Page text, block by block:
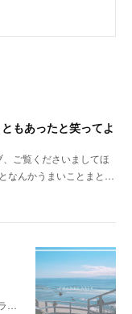
もあったと笑ってよ
ご覧くださいましてほ
なんかうまいことまと…
…